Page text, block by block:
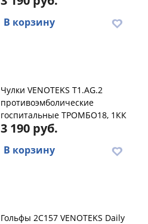
В корзину
Чулки VENOTEKS T1.AG.2
противоэмболические
госпитальные ТРОМБО18, 1КК
3 190 руб.
В корзину
Гольфы 2C157 VENOTEKS Daily